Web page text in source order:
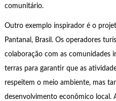
comunitário.
Outro exemplo inspirador é o
Pantanal, Brasil. Os operadores
colaboração com as comunidades
terras para garantir que as
respeitem o meio ambiente, mas
desenvolvimento econômico local.